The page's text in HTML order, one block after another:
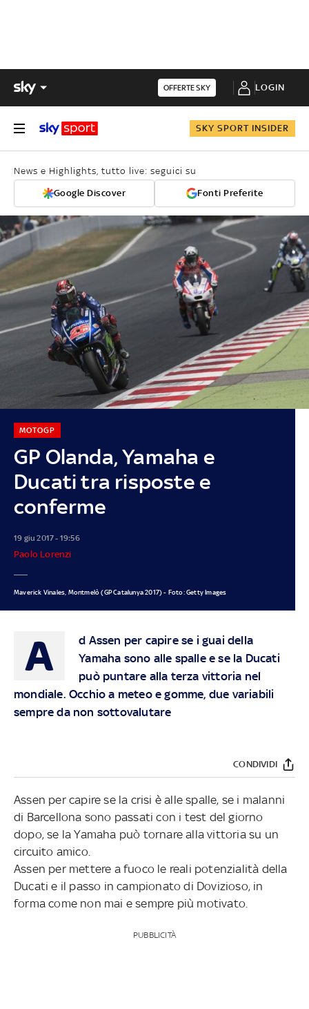
OFFERTE SKY LOGIN
SKY SPORT INSIDER
News e Highlights, tutto live: seguici su
Google Discover Fonti Preferite
GP Olanda, Yamaha e
Ducati tra risposte e
conferme
MOTOGP
19 giu 2017 - 19:56
Paolo Lorenzi
Maverick Vinales, Montmelò (GP Catalunya 2017) - Foto: Getty Images
A
d Assen per capire se i guai della
Yamaha sono alle spalle e se la Ducati
può puntare alla terza vittoria nel
mondiale. Occhio a meteo e gomme, due variabili
sempre da non sottovalutare
CONDIVIDI
Assen per capire se la crisi è alle spalle, se i malanni
di Barcellona sono passati con i test del giorno
dopo, se la Yamaha può tornare alla vittoria su un
circuito amico.
Assen per mettere a fuoco le reali potenzialità della
Ducati e il passo in campionato di Dovizioso, in
forma come non mai e sempre più motivato.
PUBBLICITÀ